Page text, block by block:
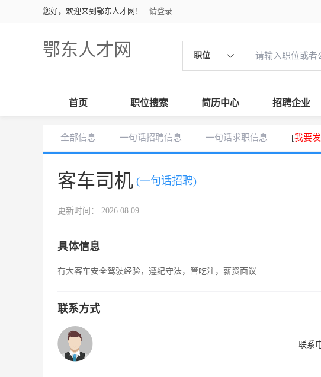
您好，欢迎来到鄂东人才网！ 请登录
鄂东人才网 职位
首页 职位搜索 简历中心 招聘企业
全部信息 一句话招聘信息 一句话求职信息 [我要
客车司机 (一句话招聘)
更新时间： 2026.08.09
具体信息
有大客车安全驾驶经验，遵纪守法，管吃注，薪资面议
联系方式
联系